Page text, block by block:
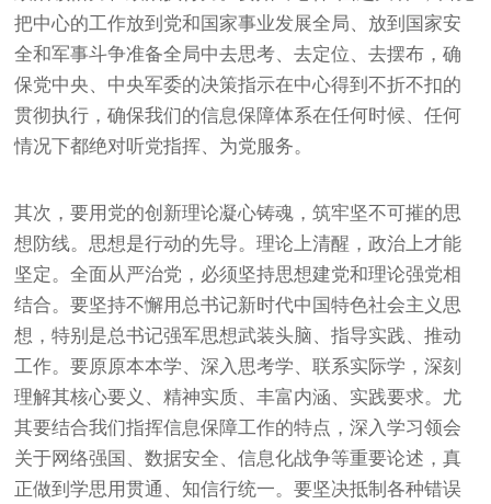
把中心的工作放到党和国家事业发展全局、放到国家安
全和军事斗争准备全局中去思考、去定位、去摆布，确
保党中央、中央军委的决策指示在中心得到不折不扣的
贯彻执行，确保我们的信息保障体系在任何时候、任何
情况下都绝对听党指挥、为党服务。
其次，要用党的创新理论凝心铸魂，筑牢坚不可摧的思
想防线。思想是行动的先导。理论上清醒，政治上才能
坚定。全面从严治党，必须坚持思想建党和理论强党相
结合。要坚持不懈用总书记新时代中国特色社会主义思
想，特别是总书记强军思想武装头脑、指导实践、推动
工作。要原原本本学、深入思考学、联系实际学，深刻
理解其核心要义、精神实质、丰富内涵、实践要求。尤
其要结合我们指挥信息保障工作的特点，深入学习领会
关于网络强国、数据安全、信息化战争等重要论述，真
正做到学思用贯通、知信行统一。要坚决抵制各种错误